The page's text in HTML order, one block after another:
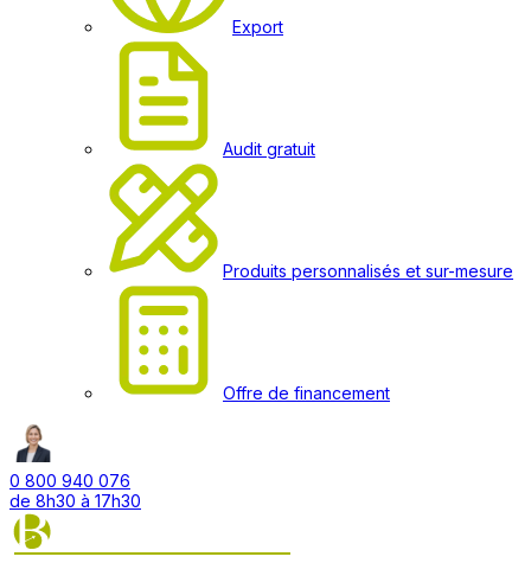
Export
Audit gratuit
Produits personnalisés et sur-mesure
Offre de financement
0 800 940 076
de 8h30 à 17h30